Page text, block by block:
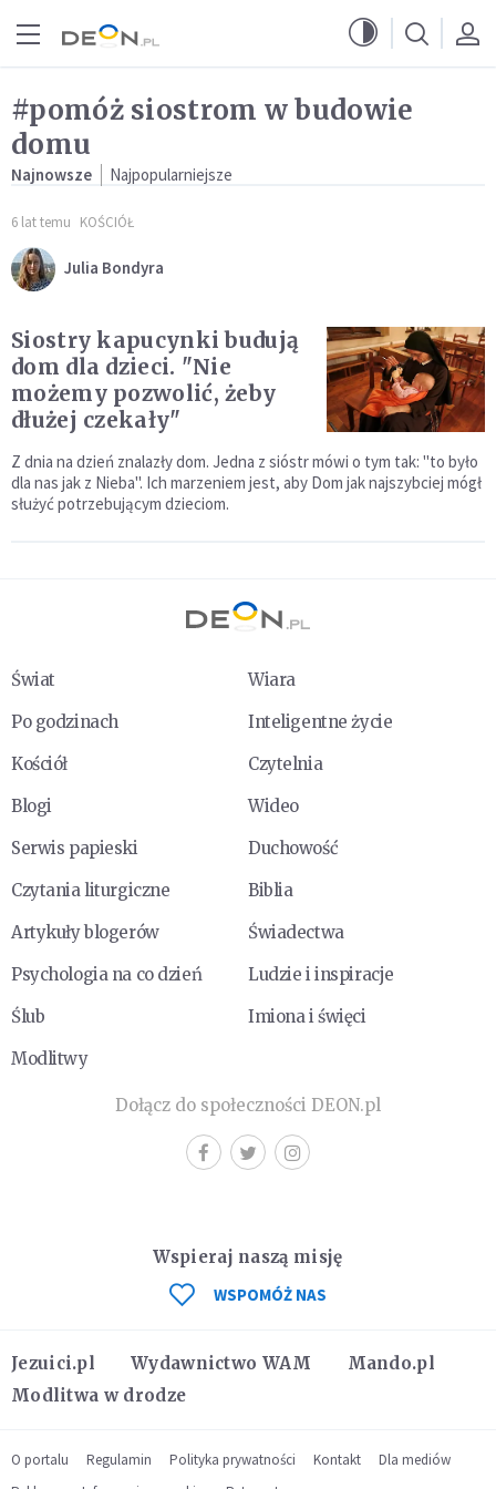
#pomóż siostrom w budowie
domu
Najnowsze Najpopularniejsze
6 lat temu KOŚCIÓŁ
Julia Bondyra
Siostry kapucynki budują
dom dla dzieci. "Nie
możemy pozwolić, żeby
dłużej czekały"
Z dnia na dzień znalazły dom. Jedna z sióstr mówi o tym tak: "to było
dla nas jak z Nieba". Ich marzeniem jest, aby Dom jak najszybciej mógł
służyć potrzebującym dzieciom.
Świat
Wiara
Po godzinach
Inteligentne życie
Kościół
Czytelnia
Blogi
Wideo
Serwis papieski
Duchowość
Czytania liturgiczne
Biblia
Artykuły blogerów
Świadectwa
Psychologia na co dzień
Ludzie i inspiracje
Ślub
Imiona i święci
Modlitwy
Dołącz do społeczności DEON.pl
Jezuici.pl Wydawnictwo WAM
Mando.pl
Modlitwa w drodze
Wspieraj naszą misję
WSPOMÓŻ NAS
O portalu Regulamin Polityka prywatności Kontakt
Dla mediów